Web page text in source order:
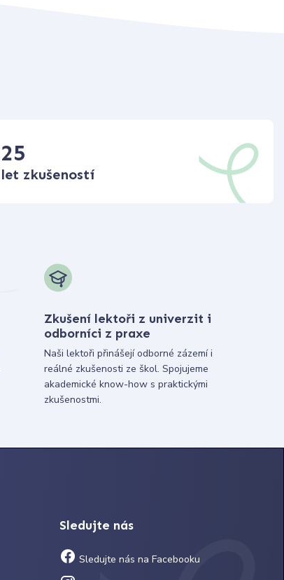
25
let zkušeností
Zkušení lektoři z univerzit i
odborníci z praxe
Naši lektoři přinášejí odborné zázemí i
reálné zkušenosti ze škol. Spojujeme
akademické know-how s praktickými
zkušenostmi.
Sledujte nás
Sledujte nás na Facebooku